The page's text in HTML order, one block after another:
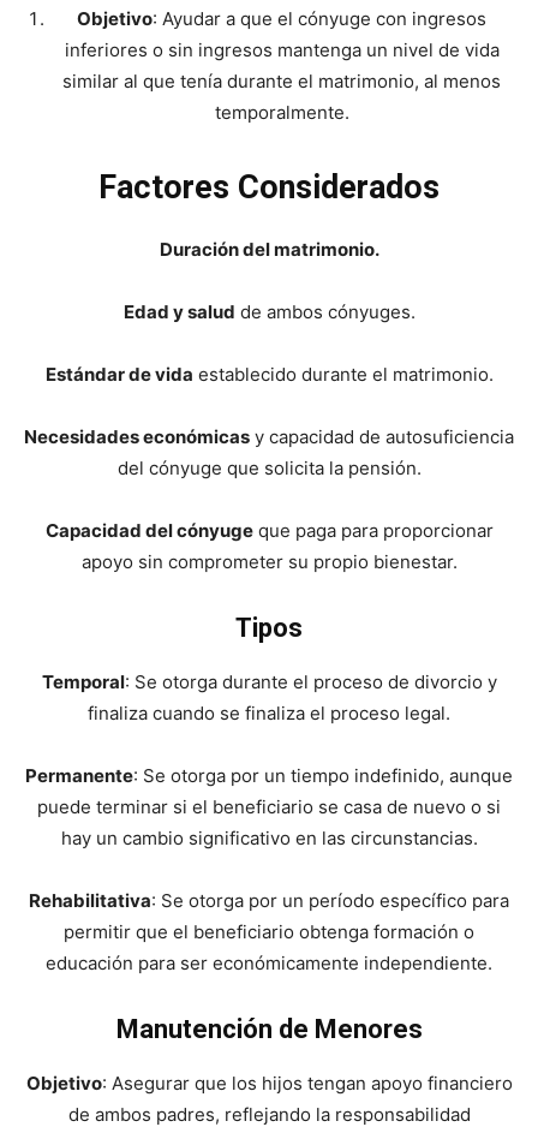
Objetivo: Ayudar a que el cónyuge con ingresos
inferiores o sin ingresos mantenga un nivel de vida
similar al que tenía durante el matrimonio, al menos
temporalmente.
Factores Considerados
Duración del matrimonio.
Edad y salud de ambos cónyuges.
Estándar de vida establecido durante el matrimonio.
Necesidades económicas y capacidad de autosuficiencia
del cónyuge que solicita la pensión.
Capacidad del cónyugeque paga para proporcionar
apoyo sin comprometer su propio bienestar.
Tipos
Temporal: Se otorga durante el proceso de divorcio y
finaliza cuando se finaliza el proceso legal.
Permanente: Se otorga por un tiempo indefinido, aunque
puede terminar si el beneficiario se casa de nuevo o si
hay un cambio significativo en las circunstancias.
Rehabilitativa: Se otorga por un período específico para
permitir que el beneficiario obtenga formación o
educación para ser económicamente independiente.
Manutención de Menores
Objetivo: Asegurar que los hijos tengan apoyo financiero
de ambos padres, reflejando la responsabilidad